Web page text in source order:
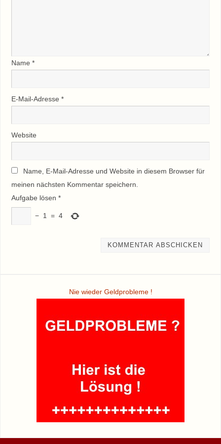
Name *
E-Mail-Adresse *
Website
Name, E-Mail-Adresse und Website in diesem Browser für
meinen nächsten Kommentar speichern.
Aufgabe lösen *
− 1 = 4
Nie wieder Geldprobleme !